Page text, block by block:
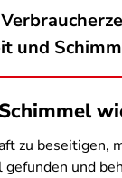
und
zu beseitigen,
und